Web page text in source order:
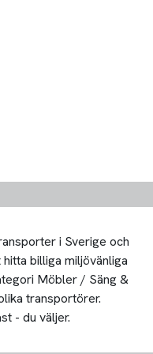
i Sverige och
billiga miljövänliga
Möbler / Säng &
transportörer.
- du väljer.